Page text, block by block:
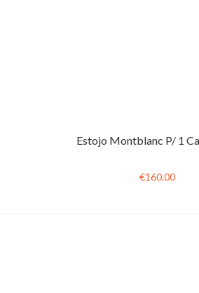
Estojo Montblanc P/ 1
€160.00